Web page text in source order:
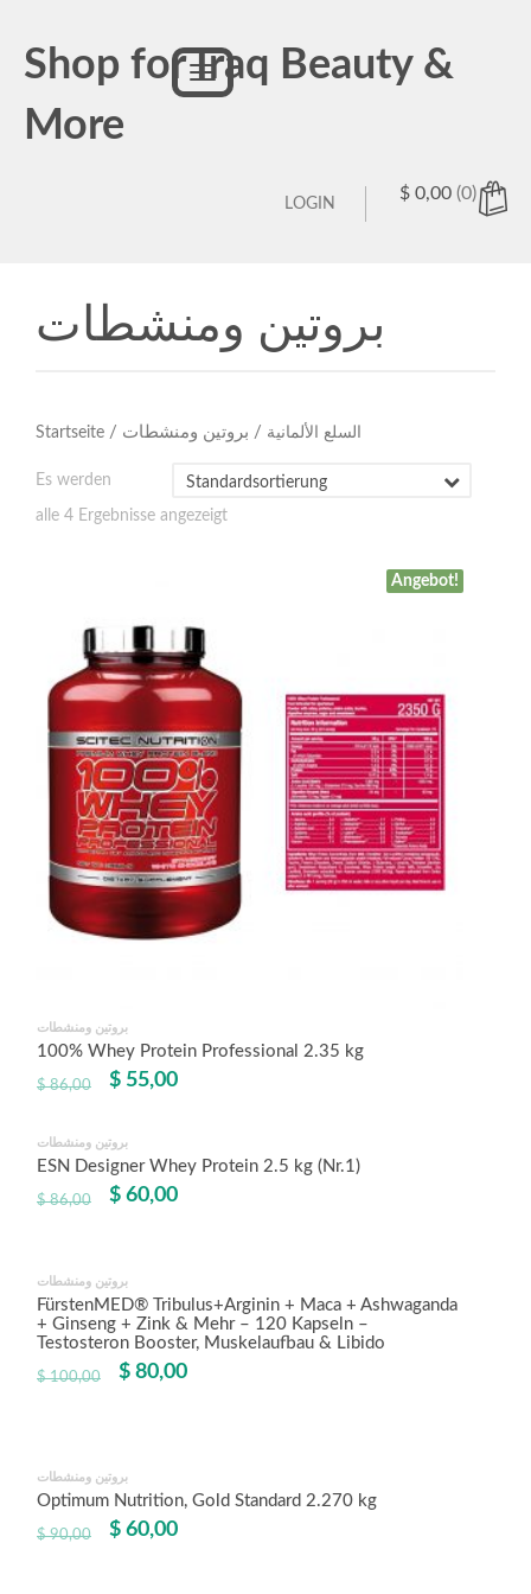
Shop for Iraq Beauty &
More
Toggle
navigation
$ 0,00 (0)
LOGIN
بروتين ومنشطات
Startseite / السلع الألمانية / بروتين ومنشطات
Es werden
alle 4 Ergebnisse angezeigt
Angebot!
بروتين ومنشطات
100% Whey Protein Professional 2.35 kg
$86,00 $ 55,00
بروتين ومنشطات
ESN Designer Whey Protein 2.5 kg (Nr.1)
$86,00 $ 60,00
بروتين ومنشطات
FürstenMED® Tribulus+Arginin + Maca + Ashwaganda
+ Ginseng + Zink & Mehr – 120 Kapseln –
Testosteron Booster, Muskelaufbau & Libido
$100,00 $ 80,00
بروتين ومنشطات
Optimum Nutrition, Gold Standard 2.270 kg
$90,00 $ 60,00